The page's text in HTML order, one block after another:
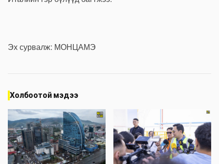
Эх сурвалж: МОНЦАМЭ
Холбоотой мэдээ